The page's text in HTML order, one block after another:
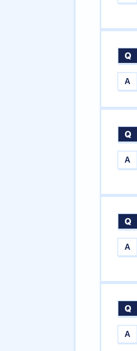
Q
A
Q
A
Q
A
Q
A